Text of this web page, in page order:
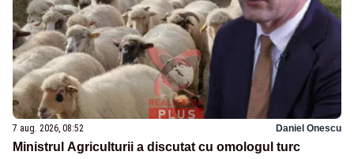
7 aug. 2026, 08:52 Daniel Onescu
Ministrul Agriculturii a discutat cu omologul turc